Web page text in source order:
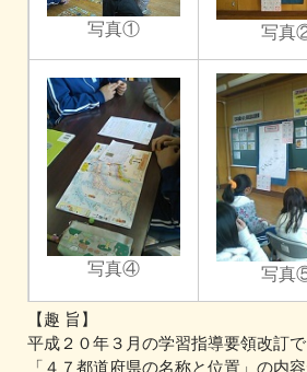
写真① 写真
写真④ 写真
【趣 旨】
平成２０年３月の学習指導要領改訂
「４７都道府県の名称と位置」の内